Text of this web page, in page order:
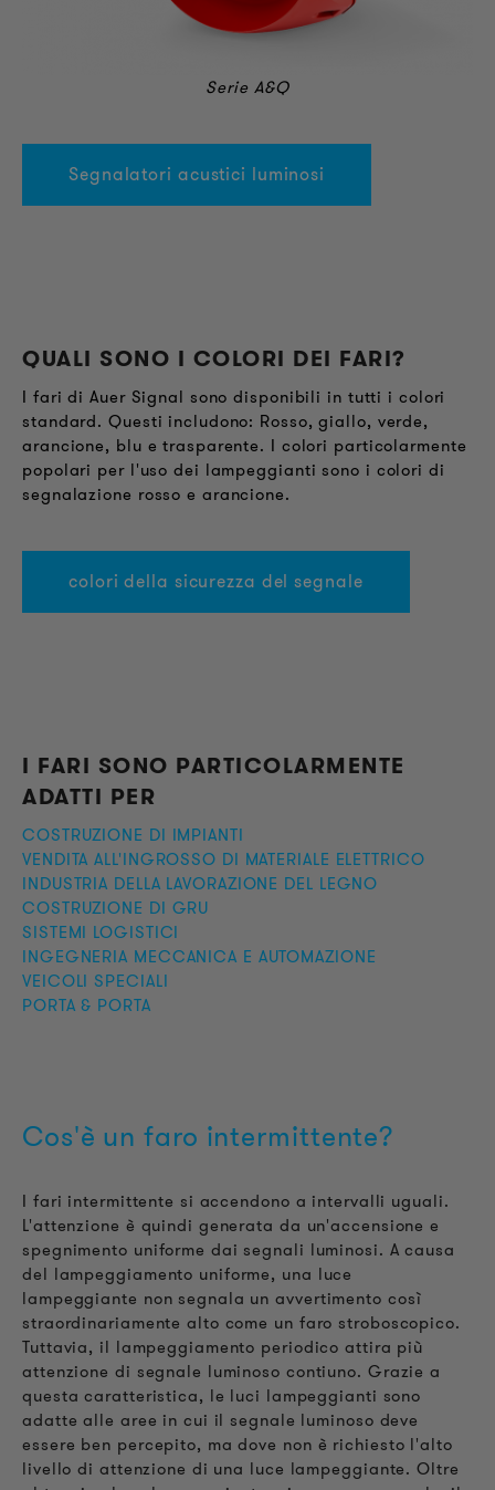
Serie A&Q
Segnalatori acustici luminosi
QUALI SONO I COLORI DEI FARI?
I fari di Auer Signal sono disponibili in tutti i colori
standard. Questi includono: Rosso, giallo, verde,
arancione, blu e trasparente. I colori particolarmente
popolari per l'uso dei lampeggianti sono i colori di
segnalazione rosso e arancione.
colori della sicurezza del segnale
I FARI SONO PARTICOLARMENTE
ADATTI PER
COSTRUZIONE DI IMPIANTI
VENDITA ALL'INGROSSO DI MATERIALE ELETTRICO
INDUSTRIA DELLA LAVORAZIONE DEL LEGNO
COSTRUZIONE DI GRU
SISTEMI LOGISTICI
INGEGNERIA MECCANICA E AUTOMAZIONE
VEICOLI SPECIALI
PORTA & PORTA
Cos'è un faro intermittente?
I fari intermittente si accendono a intervalli uguali.
L'attenzione è quindi generata da un'accensione e
spegnimento uniforme dai segnali luminosi. A causa
del lampeggiamento uniforme, una luce
lampeggiante non segnala un avvertimento così
straordinariamente alto come un faro stroboscopico.
Tuttavia, il lampeggiamento periodico attira più
attenzione di segnale luminoso contiuno. Grazie a
questa caratteristica, le luci lampeggianti sono
adatte alle aree in cui il segnale luminoso deve
essere ben percepito, ma dove non è richiesto l'alto
livello di attenzione di una luce lampeggiante. Oltre